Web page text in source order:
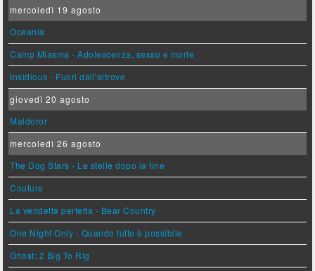
mercoledì 19 agosto
Oceania
Camp Miasma - Adolescenza, sesso e morte
Insidious - Fuori dall'altrove
giovedì 20 agosto
Maldoror
mercoledì 26 agosto
The Dog Stars - Le stelle dopo la fine
Couture
La vendetta perfetta - Bear Country
One Night Only - Quando tutto è possibile
Ghost: 2 Big To Rig